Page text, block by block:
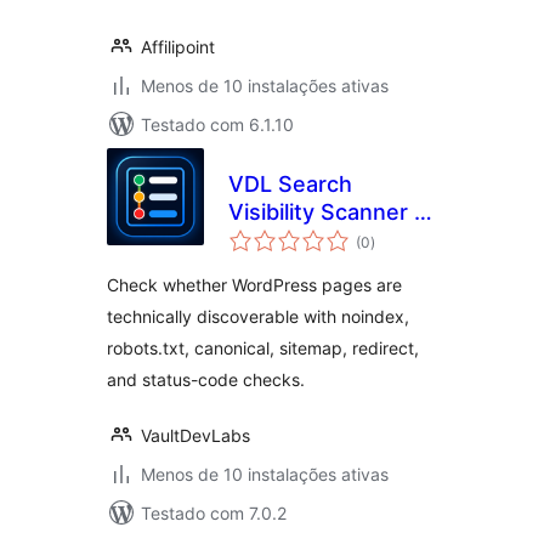
Affilipoint
Menos de 10 instalações ativas
Testado com 6.1.10
VDL Search
Visibility Scanner –
Noindex, Sitemap &
(0avaliações
totais
)
Check whether WordPress pages are
technically discoverable with noindex,
robots.txt, canonical, sitemap, redirect,
and status-code checks.
VaultDevLabs
Menos de 10 instalações ativas
Testado com 7.0.2